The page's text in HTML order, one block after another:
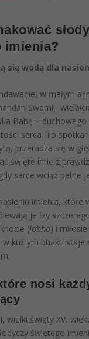
imienia?
się wodą dla
w małym
Swami,
Babę –
serca. To
przeradza się w
święte imię z
serce wciąż pełne
imienia, które
je łzy
(lobha) i
w którym bhakti staje
nosi
wielki święty XVI
świętego